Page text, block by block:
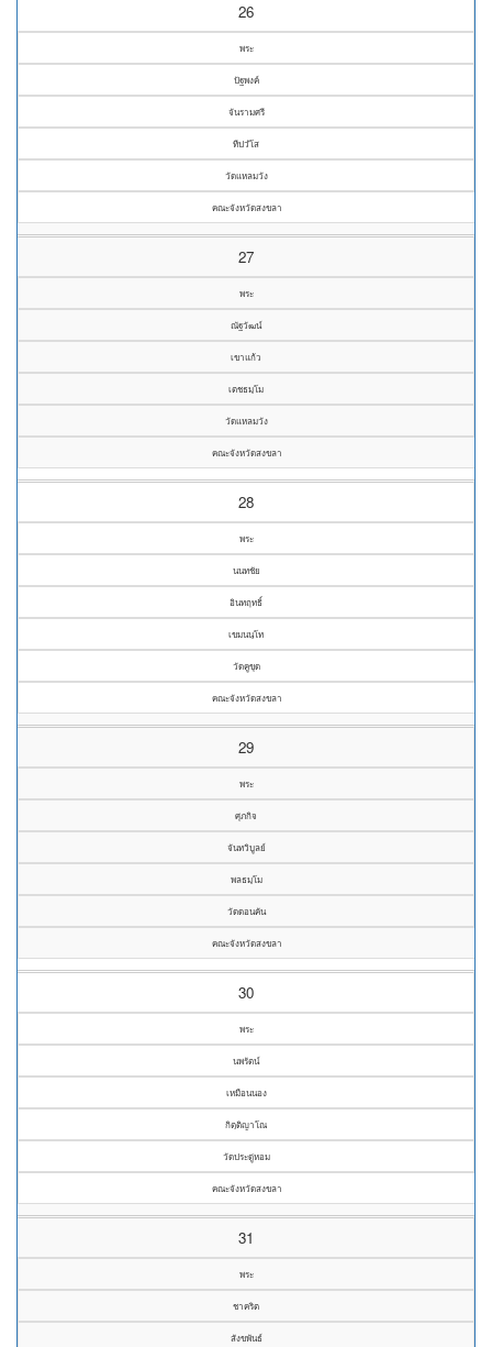
26
พระ
ปัฐพงค์
จันรามศรี
ทีปวํโส
วัดแหลมวัง
คณะจังหวัดสงขลา
27
พระ
ณัฐวัฒน์
เขาแก้ว
เตชธมฺโม
วัดแหลมวัง
คณะจังหวัดสงขลา
28
พระ
นนทชัย
อินทฤทธิ์
เขมนนฺโท
วัดคูขุด
คณะจังหวัดสงขลา
29
พระ
ศุภกิจ
จันทวิบูลย์
พลธมฺโม
วัดดอนคัน
คณะจังหวัดสงขลา
30
พระ
นพรัตน์
เหมือนนอง
กิตฺติญาโณ
วัดประดู่หอม
คณะจังหวัดสงขลา
31
พระ
ชาคริต
สังขพันธ์